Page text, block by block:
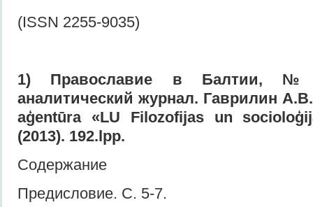
(ISSN 2255-9035)
1) Православие в Балтии, №
аналитический журнал. Гаврилин
aģentūra «LU Filozofijas un
(2013). 192.lpp.
Содержание
Предисловие. С. 5-7.